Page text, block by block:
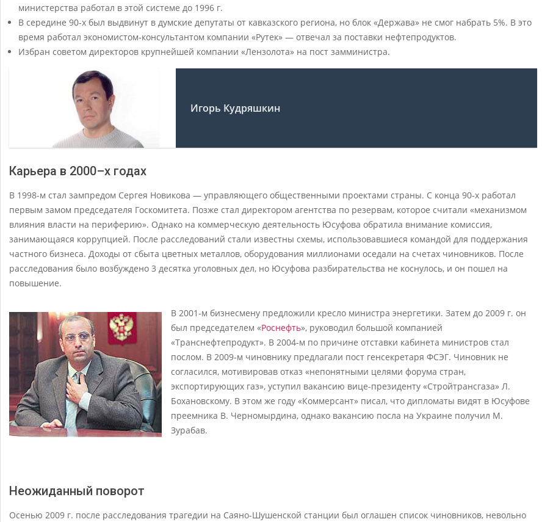
министерства работал в этой системе до 1996 г.
В середине 90-х был выдвинут в думские депутаты от кавказского региона, но блок «Держава» не смог набрать 5%. В это
время работал экономистом-консультантом компании «Рутек» — отвечал за поставки нефтепродуктов.
Избран советом директоров крупнейшей компании «Лензолота» на пост замминистра.
Игорь Кудряшкин
Карьера в 2000–х годах
В 1998-м стал зампредом Сергея Новикова — управляющего общественными проектами страны. С конца 90-х работал
первым замом председателя Госкомитета. Позже стал директором агентства по резервам, которое считали «механизмом
влияния власти на периферию». Однако на коммерческую деятельность Юсуфова обратила внимание комиссия,
занимающаяся коррупцией. После расследований стали известны схемы, использовавшиеся командой для поддержания
частного бизнеса. Доходы от сбыта цветных металлов, оборудования миллионами оседали на счетах чиновников. После
расследования было возбуждено 3 десятка уголовных дел, но Юсуфова разбирательства не коснулось, и он пошел на
повышение.
В 2001-м бизнесмену предложили кресло министра энергетики. Затем до 2009 г. он
был председателем «Роснефть», руководил большой компанией
«Транснефтепродукт». В 2004-м по причине отставки кабинета министров стал
послом. В 2009-м чиновнику предлагали пост генсекретаря ФСЭГ. Чиновник не
согласился, мотивировав отказ «непонятными целями форума стран,
экспортирующих газ», уступил вакансию вице-президенту «Стройтрансгаза» Л.
Бохановскому. В этом же году «Коммерсант» писал, что дипломаты видят в Юсуфове
преемника В. Черномырдина, однако вакансию посла на Украине получил М.
Зурабав.
Неожиданный поворот
Осенью 2009 г. после расследования трагедии на Саяно-Шушенской станции был оглашен список чиновников, невольно